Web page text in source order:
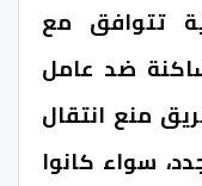
تتوافق مع
ضد عامل
منع انتقال
سواء كانوا